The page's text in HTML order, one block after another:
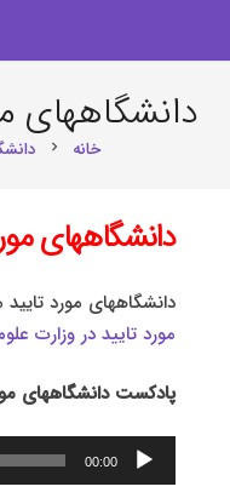
دانشگاههای
خانه chevron_right
دانشگاههای
دانشگاههای مورد
مورد تایید در وزارت
پادکست دانشگاههای
پخش‌کننده
صوت
00:00